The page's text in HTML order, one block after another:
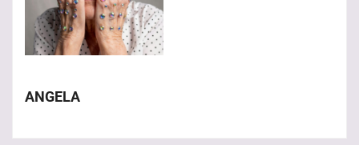
ANGELA